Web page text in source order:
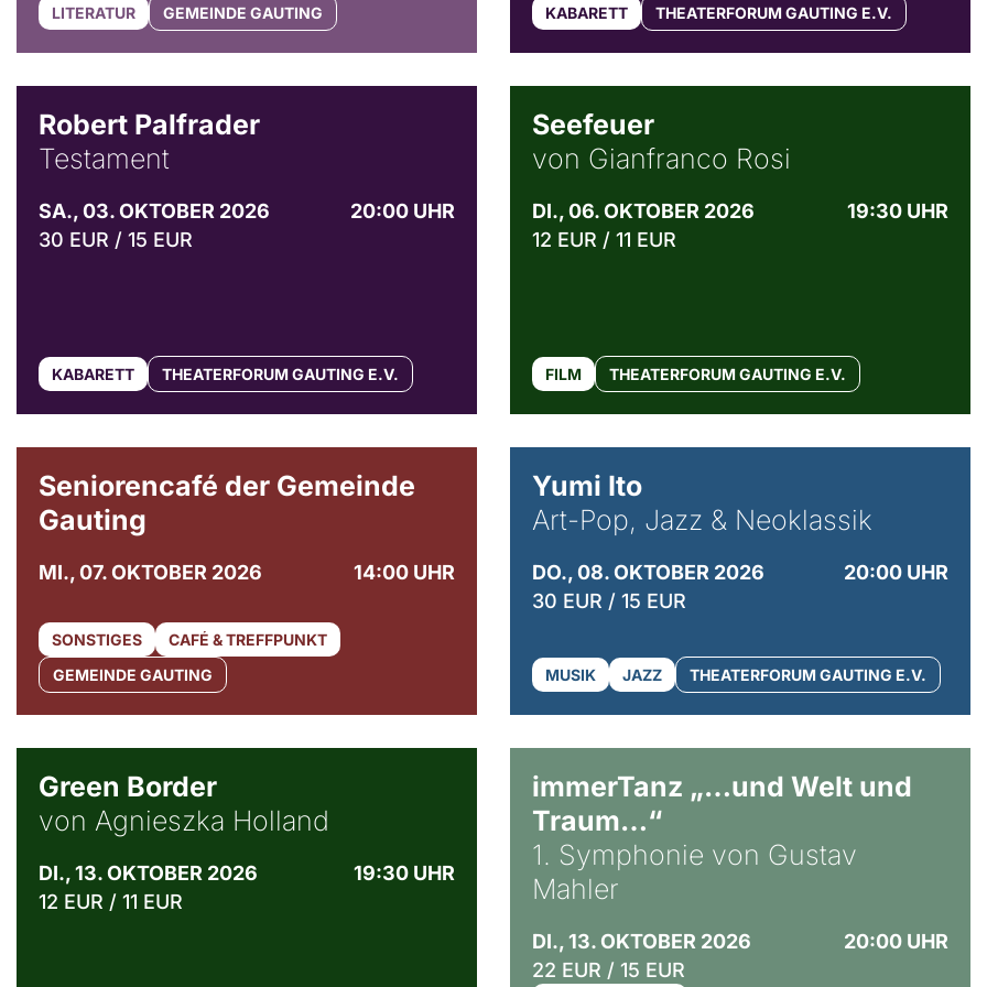
LITERATUR GEMEINDE GAUTING KABARETT THEATERFORUM GAUTING E.V.
Robert Palfrader
Testament
SA., 03. OKTOBER 2026
20:00 UHR
30 EUR / 15 EUR
KABARETT THEATERFORUM GAUTING E.V.
Seefeuer
von Gianfranco Rosi
DI., 06. OKTOBER 2026
19:30 UHR
12 EUR / 11 EUR
FILM THEATERFORUM GAUTING E.V.
Seniorencafé der Gemeinde
Gauting
MI., 07. OKTOBER 2026 14:00 UHR
SONSTIGES
CAFÉ & TREFFPUNKT
GEMEINDE GAUTING
Yumi Ito
Art-Pop, Jazz & Neoklassik
DO., 08. OKTOBER 2026
20:00 UHR
30 EUR / 15 EUR
MUSIK JAZZ THEATERFORUM GAUTING E.V.
Green Border
von Agnieszka Holland
DI., 13. OKTOBER 2026
19:30 UHR
12 EUR / 11 EUR
immerTanz „…und Welt und
Traum…“
1. Symphonie von Gustav
Mahler
DI., 13. OKTOBER 2026
20:00 UHR
22 EUR / 15 EUR